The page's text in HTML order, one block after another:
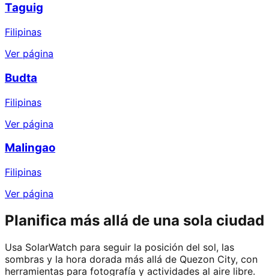
Taguig
Filipinas
Ver página
Budta
Filipinas
Ver página
Malingao
Filipinas
Ver página
Planifica más allá de una sola ciudad
Usa SolarWatch para seguir la posición del sol, las
sombras y la hora dorada más allá de Quezon City, con
herramientas para fotografía y actividades al aire libre.